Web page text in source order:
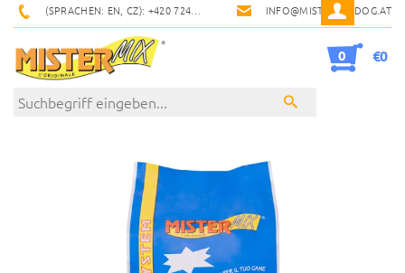
(SPRACHEN: EN, CZ): +420 724 900 600 INFO@MISTERMIXDOG.AT
0 €0